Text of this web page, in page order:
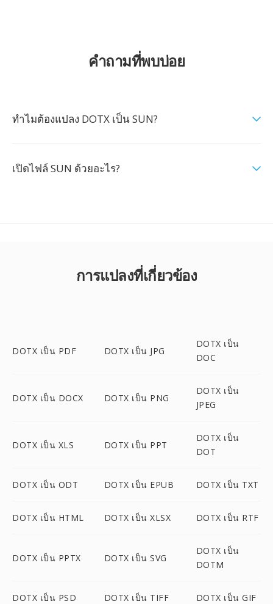
คำถามที่พบบ่อย
ทำไมต้องแปลง DOTX เป็น SUN?
เปิดไฟล์ SUN ด้วยอะไร?
การแปลงที่เกี่ยวข้อง
DOTX เป็น PDF DOTX เป็น JPG
DOTX เป็น
DOC
DOTX เป็น DOCX DOTX เป็น PNG
DOTX เป็น
JPEG
DOTX เป็น XLS DOTX เป็น PPT
DOTX เป็น
DOT
DOTX เป็น ODT DOTX เป็น EPUB DOTX เป็น TXT
DOTX เป็น HTML DOTX เป็น XLSX DOTX เป็น RTF
DOTX เป็น PPTX DOTX เป็น SVG
DOTX เป็น
DOTM
DOTX เป็น PSD DOTX เป็น TIFF DOTX เป็น GIF